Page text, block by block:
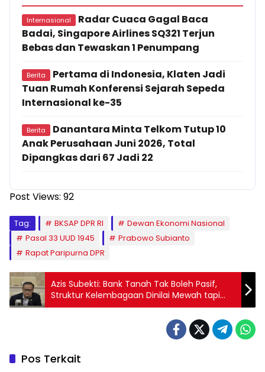
Internasional
Radar Cuaca Gagal Baca
Badai, Singapore Airlines SQ321 Terjun
Bebas dan Tewaskan 1 Penumpang
Berita
Pertama di Indonesia, Klaten Jadi
Tuan Rumah Konferensi Sejarah Sepeda
Internasional ke-35
Berita
Danantara Minta Telkom Tutup 10
Anak Perusahaan Juni 2026, Total
Dipangkas dari 67 Jadi 22
Post Views: 92
Tag: BKSAP DPR RI
Dewan Ekonomi Nasional
Pasal 33 UUD 1945
Prabowo Subianto
Rapat Paripurna DPR
Azis Subekti: Bank Tanah Tak Boleh Pasif,
Struktur Kelembagaan Dinilai Mewah tapi
Tak Aplikatif
Pos Terkait